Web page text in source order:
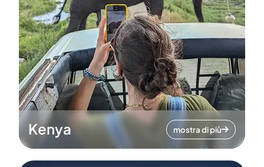
Kenya mostra di più